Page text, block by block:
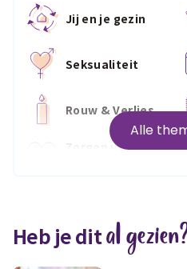
Jij en je gezin
Seksualiteit
Rouw & Verlies
Zorgen voor
Geld & wetten
Alle
Heb je dital